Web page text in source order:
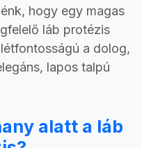
hogy egy magas
láb protézis
a dolog,
lapos talpú
alatt a láb